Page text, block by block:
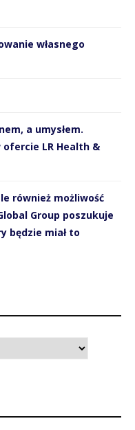
własnego
a umysłem.
LR Health &
również możliwość
Group poszukuje
będzie miał to